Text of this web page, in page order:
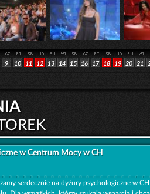
9 10 11 12 13 14 15 16 17 18 19 20 21
w Centrum Mocy w CH
serdecznie na dyżury psychologiczne w